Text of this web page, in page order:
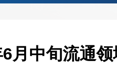
月中旬流通